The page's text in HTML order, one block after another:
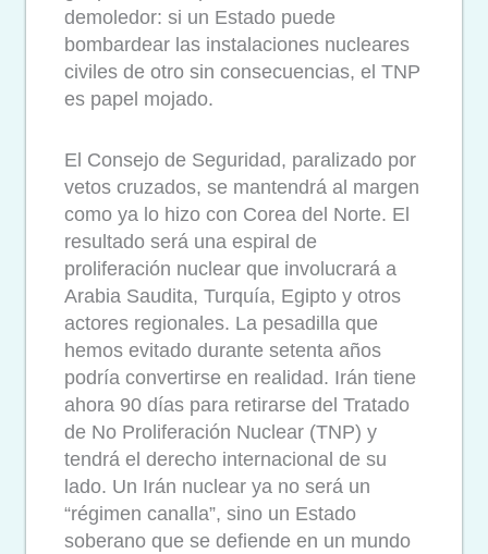
demoledor: si un Estado puede
bombardear las instalaciones nucleares
civiles de otro sin consecuencias, el TNP
es papel mojado.
El Consejo de Seguridad, paralizado por
vetos cruzados, se mantendrá al margen
como ya lo hizo con Corea del Norte. El
resultado será una espiral de
proliferación nuclear que involucrará a
Arabia Saudita, Turquía, Egipto y otros
actores regionales. La pesadilla que
hemos evitado durante setenta años
podría convertirse en realidad. Irán tiene
ahora 90 días para retirarse del Tratado
de No Proliferación Nuclear (TNP) y
tendrá el derecho internacional de su
lado. Un Irán nuclear ya no será un
“régimen canalla”, sino un Estado
soberano que se defiende en un mundo